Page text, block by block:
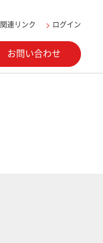
お問い合わせ
関連リンク ログイン